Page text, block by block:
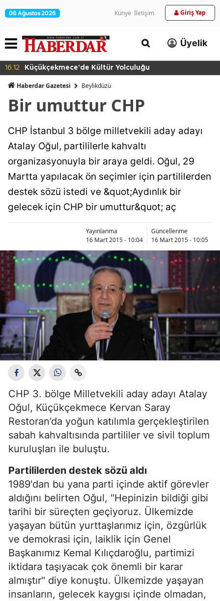
06 Ağustos 2026 Künye İletişim Giriş Yap
Üyelik
16:12 Küçükçekmece'de Kültür Yolculuğu
Haberdar Gazetesi Beylikdüzü
Bir umuttur CHP
CHP İstanbul 3 bölge milletvekili aday adayı
Atalay Oğul, partililerle kahvaltı
organizasyonuyla bir araya geldi. Oğul, 29
Martta yapılacak ön seçimler için partililerden
destek sözü istedi ve &quot;Aydınlık bir
gelecek için CHP bir umuttur&quot; aç
Yayınlanma
16 Mart 2015 - 10:04
Güncellenme
16 Mart 2015 - 10:05
CHP 3. bölge Milletvekili aday adayı Atalay
Oğul, Küçükçekmece Kervan Saray
Restoran’da yoğun katılımla gerçekleştirilen
sabah kahvaltısında partililer ve sivil toplum
kuruluşları ile buluştu.
Partililerden destek sözü aldı
1989'dan bu yana parti içinde aktif görevler
aldığını belirten Oğul, "Hepinizin bildiği gibi
tarihi bir süreçten geçiyoruz. Ülkemizde
yaşayan bütün yurttaşlarımız için, özgürlük
ve demokrasi için, laiklik için Genel
Başkanımız Kemal Kılıçdaroğlu, partimizi
iktidara taşıyacak çok önemli bir karar
almıştır" diye konuştu. Ülkemizde yaşayan
insanların, gelecek kaygısı içinde olmadan,